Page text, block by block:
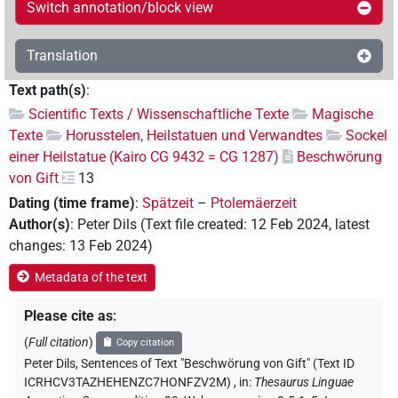
Switch annotation/block view
Translation
Text path(s):
Scientific Texts / Wissenschaftliche Texte
Magische
Texte
Horusstelen, Heilstatuen und Verwandtes
Sockel
einer Heilstatue (Kairo CG 9432 = CG 1287)
Beschwörung
von Gift
13
Dating (time frame): Spätzeit – Ptolemäerzeit
Author(s): Peter Dils (Text file created: 12 Feb 2024, latest
changes: 13 Feb 2024)
Metadata of the text
Please cite as:
(Full citation) Copy citation
Peter Dils,Sentences of Text "Beschwörung von Gift" (Text ID
ICRHCV3TAZHEHENZC7HONFZV2M) , in: Thesaurus Linguae